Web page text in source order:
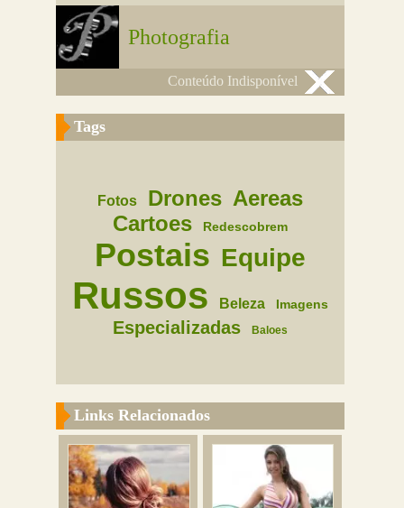
Photografia
Conteúdo Indisponível
Tags
Fotos Drones Aereas
Cartoes
Redescobrem
Postais Equipe
Russos Beleza Imagens
Especializadas Baloes
Links Relacionados